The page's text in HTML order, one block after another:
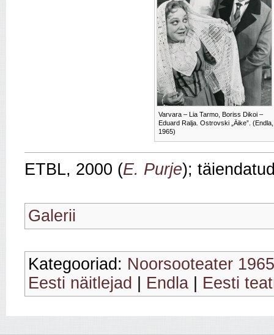
Varvara – Lia Tarmo, Boriss Dikoi –
Eduard Ralja. Ostrovski „Äike”. (Endla,
1965)
ETBL, 2000 (E. Purje);
Galerii
Kategooriad: Noorsooteater
Eesti näitlejad
Endla Eesti